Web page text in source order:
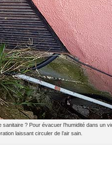
? Pour évacuer l’humidité dans un
laissant circuler de l’air sain.